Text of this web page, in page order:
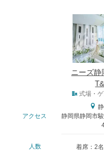
ニーズ静
式場・
アクセス
静岡県静岡市
人数 着席：2